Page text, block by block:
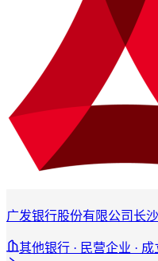
广发银行股份有限公司长
其他银行 · 民营企业 · 成